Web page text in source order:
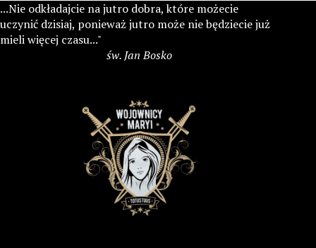
...Nie odkładajcie na jutro dobra, które możecie
uczynić dzisiaj, ponieważ jutro może nie będziecie już
mieli więcej czasu..."
św. Jan Bosko